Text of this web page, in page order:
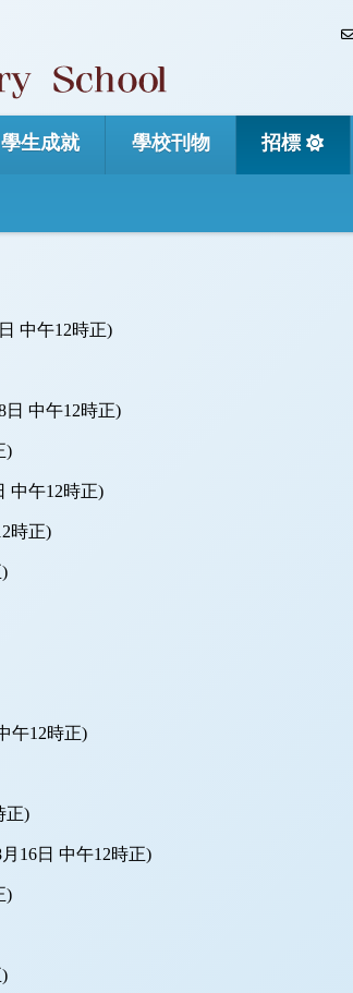
學生成就 學校刊物 招標